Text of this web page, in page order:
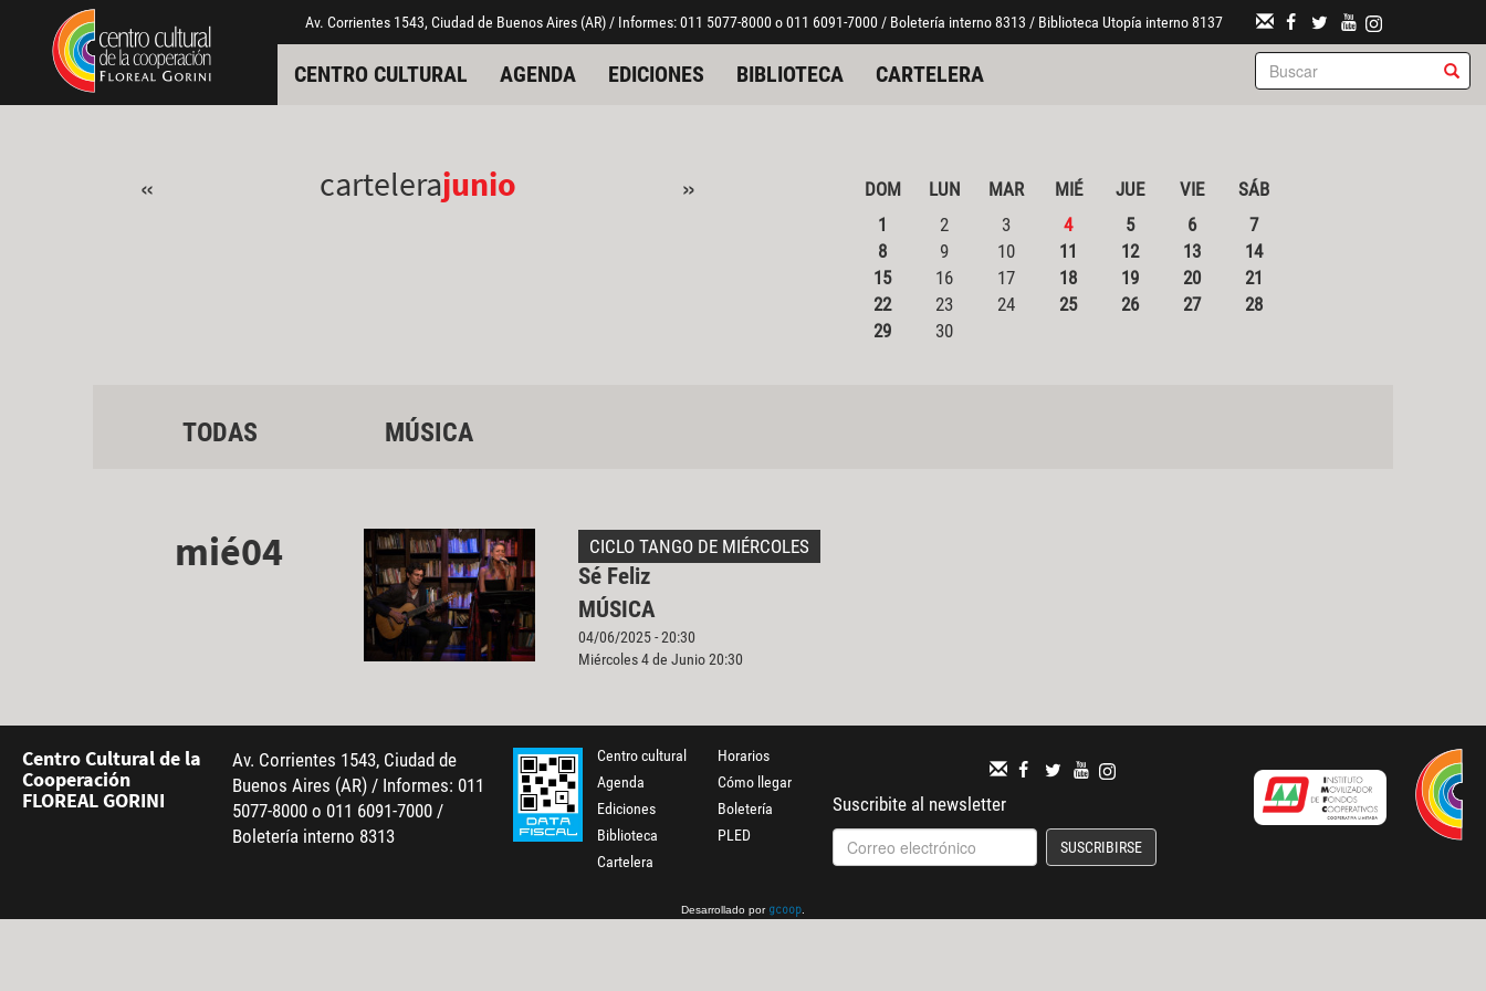
Pasar al contenido principal
Jump to main content Av. Corrientes 1543, Ciudad de Buenos Aires (AR) / Informes: 011 5077-8000 o 011 6091-7000 / Boletería interno 8313 / Biblioteca Utopía interno 8137
CENTRO CULTURAL AGENDA EDICIONES BIBLIOTECA CARTELERA
« cartelerajunio » DOM LUN MAR MIÉ JUE VIE
SÁB
1
2 3 4 5 6
7
8
9 10 11 12 13
14
15
16 17 18 19 20
21
22
23 24 25 26 27
28
29
30
TODAS MÚSICA
mié04 CICLO TANGO DE MIÉRCOLES
Sé Feliz
MÚSICA
04/06/2025 - 20:30
Miércoles 4 de Junio 20:30
Centro Cultural de la
Cooperación
FLOREAL GORINI
Av. Corrientes 1543, Ciudad de
Buenos Aires (AR) / Informes: 011
5077-8000 o 011 6091-7000 /
Boletería interno 8313
Centro cultural
Agenda
Ediciones
Biblioteca
Cartelera
Horarios
Cómo llegar
Boletería
PLED
Suscribite al newsletter
SUSCRIBIRSE
Desarrollado por gcoop.